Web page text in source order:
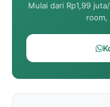
Mulai dari Rp1,99
room,